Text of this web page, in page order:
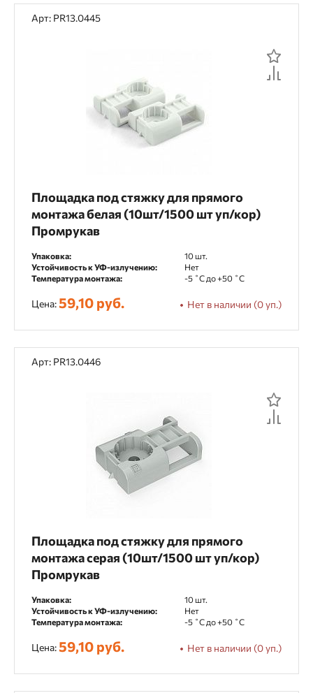
Арт: PR13.0445
Площадка под стяжку для прямого
монтажа белая (10шт/1500 шт уп/кор)
Промрукав
Упаковка:
10 шт.
Устойчивость к УФ-излучению:
Нет
Температура монтажа:
-5 ˚С до +50 ˚С
Цена:59,10 руб. Нет в наличии (0 уп.)
Арт: PR13.0446
Площадка под стяжку для прямого
монтажа серая (10шт/1500 шт уп/кор)
Промрукав
Упаковка:
10 шт.
Устойчивость к УФ-излучению:
Нет
Температура монтажа:
-5 ˚С до +50 ˚С
Цена:59,10 руб. Нет в наличии (0 уп.)